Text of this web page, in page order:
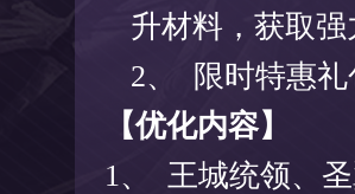
升材料，获取强
2、
限时特惠
【优化内容】
1、
王城统领、